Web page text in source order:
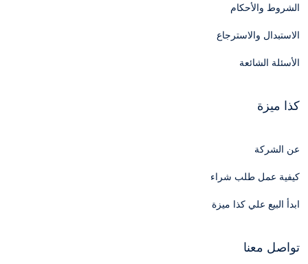
الشروط والأحكام
الاستبدال والاسترجاع
الأسئلة الشائعة
كذا ميزة
عن الشركة
كيفية عمل طلب شراء
ابدأ البيع علي كذا ميزة
تواصل معنا